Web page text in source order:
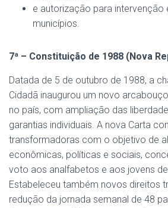
e autorização para intervenção
municípios.
7ª – Constituição de 1988 (Nova
Datada de 5 de outubro de 1988, a
Cidadã inaugurou um novo
no país, com ampliação das
garantias individuais. A nova Carta
transformadoras com o objetivo de
econômicas, políticas e sociais,
voto aos analfabetos e aos jovens
Estabeleceu também novos direitos
redução da jornada semanal de 48